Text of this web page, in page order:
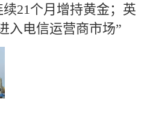
21个月增持黄金；英
入电信运营商市场”